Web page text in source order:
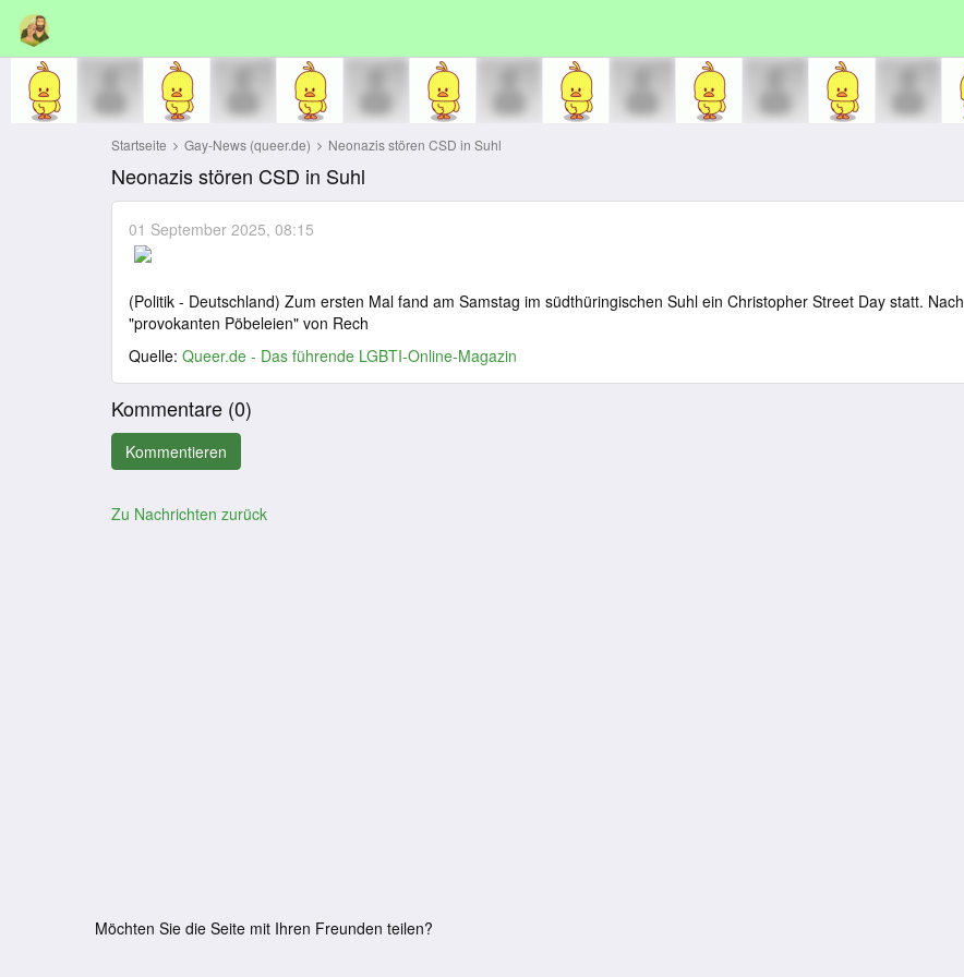
Startseite Gay-News (queer.de) Neonazis stören CSD in Suhl
Neonazis stören CSD in Suhl
01 September 2025, 08:15
(Politik - Deutschland) Zum ersten Mal fand am Samstag im südthüringischen Suhl ein Christopher Street Day statt. Nach
"provokanten Pöbeleien" von Rech
Quelle: Queer.de - Das führende LGBTI-Online-Magazin
Kommentare (0)
Zu Nachrichten zurück
Möchten Sie die Seite mit Ihren Freunden teilen?